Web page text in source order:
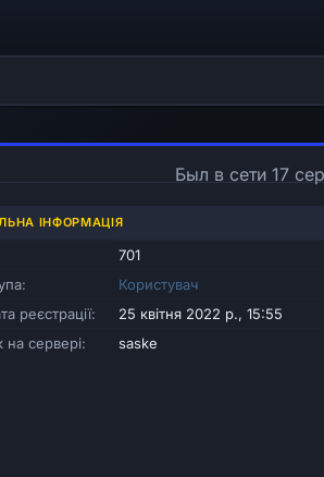
Был в сети 17
ІНФОРМАЦІЯ
701
Користувач
реєстрації:
25 квітня 2022 р., 15:55
на сервері:
saske